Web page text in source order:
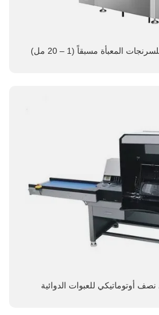
المعبأة مسبقاً (1 – 20 مل)
أوتوماتيكي للعبوات الدوائية